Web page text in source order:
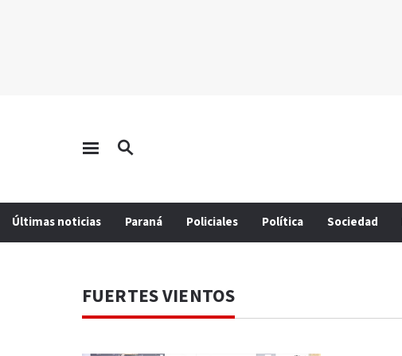
Últimas noticias Paraná Policiales Política Sociedad
FUERTES VIENTOS